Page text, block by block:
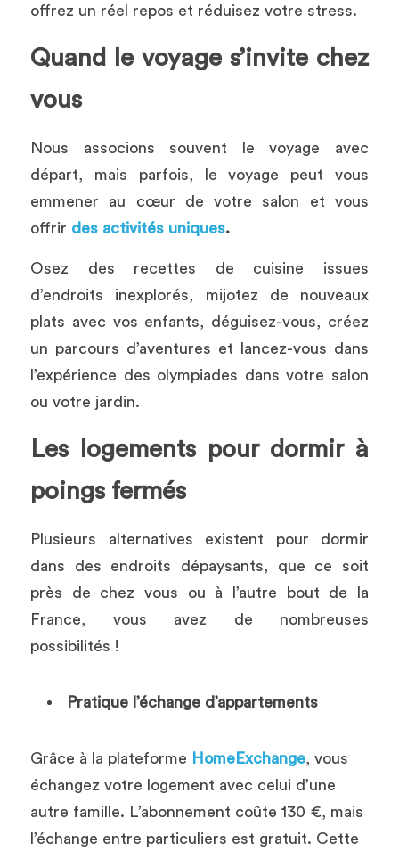
offrez un réel repos et réduisez votre stress.
Quand le voyage s’invite chez
vous
Nous associons souvent le voyage avec
départ, mais parfois, le voyage peut vous
emmener au cœur de votre salon et vous
offrir des activités uniques.
Osez des recettes de cuisine issues
d’endroits inexplorés, mijotez de nouveaux
plats avec vos enfants, déguisez-vous, créez
un parcours d’aventures et lancez-vous dans
l’expérience des olympiades dans votre salon
ou votre jardin.
Les logements pour dormir à
poings fermés
Plusieurs alternatives existent pour dormir
dans des endroits dépaysants, que ce soit
près de chez vous ou à l’autre bout de la
France, vous avez de nombreuses
possibilités !
Pratique l’échange d’appartements
Grâce à la plateforme HomeExchange, vous
échangez votre logement avec celui d’une
autre famille. L’abonnement coûte 130 €, mais
l’échange entre particuliers est gratuit. Cette